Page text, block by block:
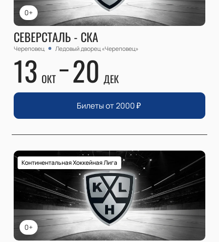
0+
СЕВЕРСТАЛЬ - СКА
Череповец Ледовый дворец «Череповец»
13 ОКТ 20 ДЕК
Билеты от 2000₽
0+
Континентальная Хоккейная Лига